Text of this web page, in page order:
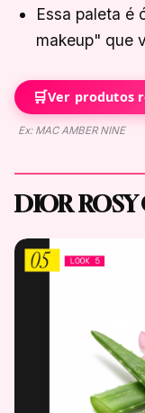
Essa paleta é
makeup" que
🛒Ver produtos
Ex: MAC AMBER NINE
DIOR